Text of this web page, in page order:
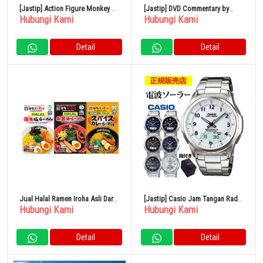
[Jastip] Action Figure Monkey D.
Luffy GEAR5 “One Piece”
Hubungi Kami
Detail
[Jastip] DVD Commentary by
Masayasu Hosaka Japan News
Postwar Periods
Hubungi Kami
Detail
Jual Halal Ramen Iroha Asli Dari
Jepang yang Populer
Hubungi Kami
Detail
[Jastip] Casio Jam Tangan Radio
Solar Pria Analog
Hubungi Kami
Detail